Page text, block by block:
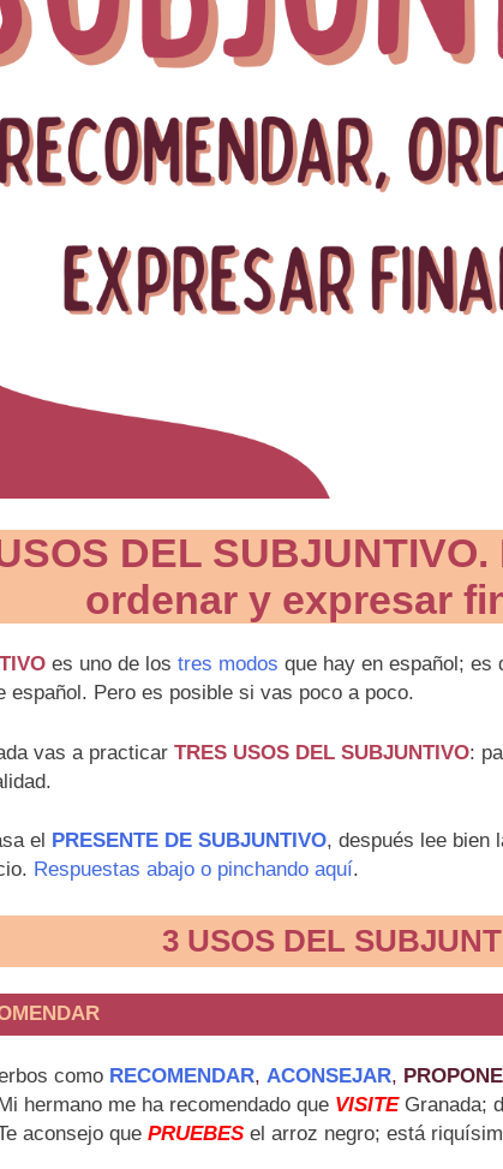
DEL
ordenar y expresar
es uno de los tres modos que hay en español;
español. Pero es posible si vas poco a poco.
vas a practicar TRES USOS DEL SUBJUNTIVO:
el PRESENTE DE SUBJUNTIVO, después lee bien
Respuestas abajo o pinchando aquí.
3 USOS DEL
como RECOMENDAR, ACONSEJAR,
hermano me ha recomendado que VISITE Granada;
aconsejo que PRUEBES el arroz negro; está